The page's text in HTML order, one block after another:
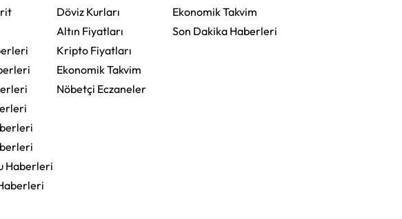
Haberleri
Döviz Kurları
Altın Fiyatları
Kripto Fiyatları
Ekonomik Takvim
Nöbetçi Eczaneler
Ekonomik Takvim
Son Dakika Haberleri